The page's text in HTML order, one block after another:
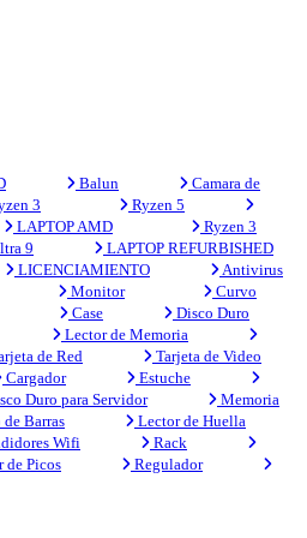
Balun
Camara de
3
Ryzen 5
LAPTOP AMD
Ryzen 3
9
LAPTOP REFURBISHED
LICENCIAMIENTO
Antivirus
Monitor
Curvo
Case
Disco Duro
Lector de Memoria
de Red
Tarjeta de Video
Cargador
Estuche
Duro para Servidor
Memoria
Barras
Lector de Huella
Wifi
Rack
de Picos
Regulador